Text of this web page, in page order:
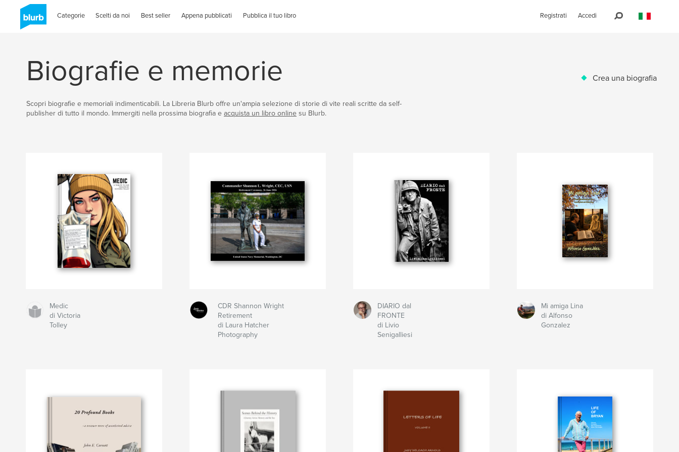
Categorie Scelti da noi Best seller Appena pubblicati Pubblica il tuo libro Registrati Accedi
Biografie e memorie Crea una biografia
Scopri biografie e memoriali indimenticabili. La Libreria Blurb offre un'ampia selezione di storie di vite reali scritte da self-
publisher di tutto il mondo. Immergiti nella prossima biografia e acquista un libro online su Blurb.
Medic
di Victoria
Tolley
CDR Shannon Wright
Retirement
di Laura Hatcher
Photography
DIARIO dal
FRONTE
di Livio
Senigalliesi
Mi amiga Lina
di Alfonso
Gonzalez